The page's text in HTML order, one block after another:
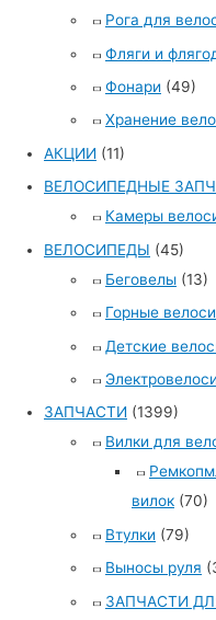
Рога для
Фляги и
Фонари (49)
Хранение
АКЦИИ (11)
ВЕЛОСИПЕДНЫЕ
Камеры
ВЕЛОСИПЕДЫ (45)
Беговелы (13)
Горные
Детские
ЗАПЧАСТИ (1399)
Вилки для
вилок (70)
Втулки (79)
Выносы руля
ЗАПЧАСТИ